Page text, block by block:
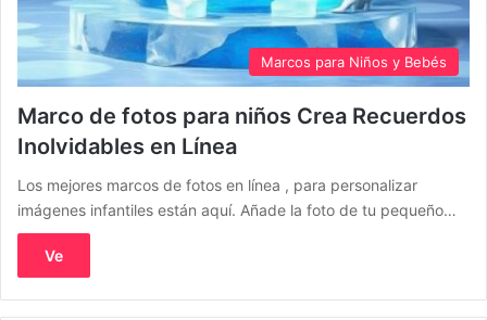
Marcos para Niños y Bebés
Marco de fotos para niños Crea Recuerdos
Inolvidables en Línea
Los mejores marcos de fotos en línea , para personalizar
imágenes infantiles están aquí. Añade la foto de tu pequeño…
Ve